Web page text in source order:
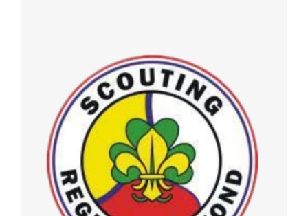
REGIO ROERMOND
Toon Savelkoul –
onbezoldigd